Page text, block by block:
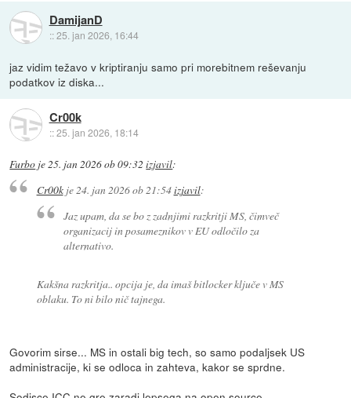
DamijanD
::25. jan 2026, 16:44
jaz vidim težavo v kriptiranju samo pri morebitnem reševanju
podatkov iz diska...
Cr00k
::25. jan 2026, 18:14
Furbo je 25. jan 2026 ob 09:32 izjavil:
Cr00kje24. jan 2026 ob 21:54izjavil:
Jaz upam, da se bo z zadnjimi razkritji MS, čimveč
organizacij in posameznikov v EU odločilo za
alternativo.
Kakšna razkritja.. opcija je, da imaš bitlocker ključe v MS
oblaku. To ni bilo nič tajnega.
Govorim sirse... MS in ostali big tech, so samo podaljsek US
administracije, ki se odloca in zahteva, kakor se sprdne.